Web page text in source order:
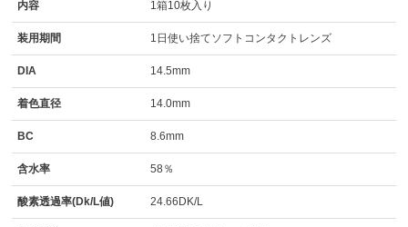
内容 1箱10枚入り
装用期間 1日使い捨てソフトコンタクトレンズ
DIA 14.5mm
着色直径 14.0mm
BC 8.6mm
含水率 58％
酸素透過率(Dk/L値) 24.66DK/L